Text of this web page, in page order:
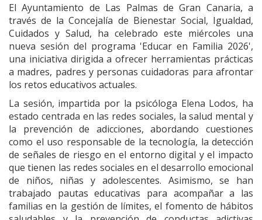
El Ayuntamiento de Las Palmas de Gran Canaria, a
través de la Concejalía de Bienestar Social, Igualdad,
Cuidados y Salud, ha celebrado este miércoles una
nueva sesión del programa 'Educar en Familia 2026',
una iniciativa dirigida a ofrecer herramientas prácticas
a madres, padres y personas cuidadoras para afrontar
los retos educativos actuales.
La sesión, impartida por la psicóloga Elena Lodos, ha
estado centrada en las redes sociales, la salud mental y
la prevención de adicciones, abordando cuestiones
como el uso responsable de la tecnología, la detección
de señales de riesgo en el entorno digital y el impacto
que tienen las redes sociales en el desarrollo emocional
de niños, niñas y adolescentes. Asimismo, se han
trabajado pautas educativas para acompañar a las
familias en la gestión de límites, el fomento de hábitos